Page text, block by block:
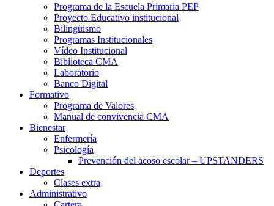
Programa de la Escuela Primaria PEP
Proyecto Educativo institucional
Bilingüismo
Programas Institucionales
Vídeo Institucional
Biblioteca CMA
Laboratorio
Banco Digital
Formativo
Programa de Valores
Manual de convivencia CMA
Bienestar
Enfermería
Psicología
Prevención del acoso escolar – UPSTANDERS
Deportes
Clases extra
Administrativo